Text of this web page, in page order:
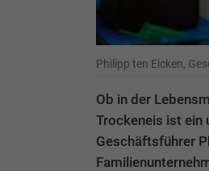
Philipp ten Eicken,
Ob in der
Trockeneis ist ein
Geschäftsführer